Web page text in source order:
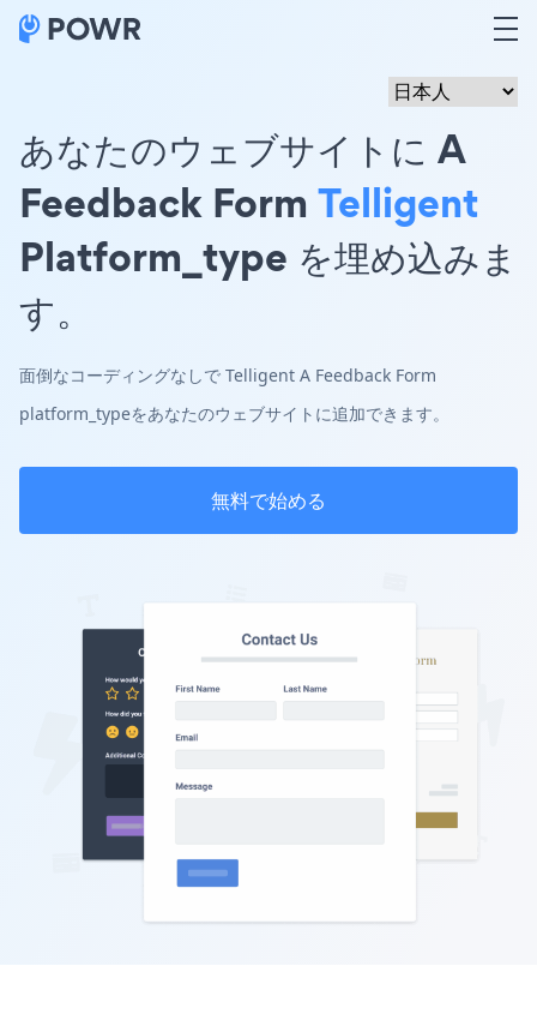
あなたのウェブサイトに A
Feedback Form Telligent
Platform_type を埋め込みま
す。
面倒なコーディングなしで Telligent A Feedback Form
platform_typeをあなたのウェブサイトに追加できます。
無料で始める